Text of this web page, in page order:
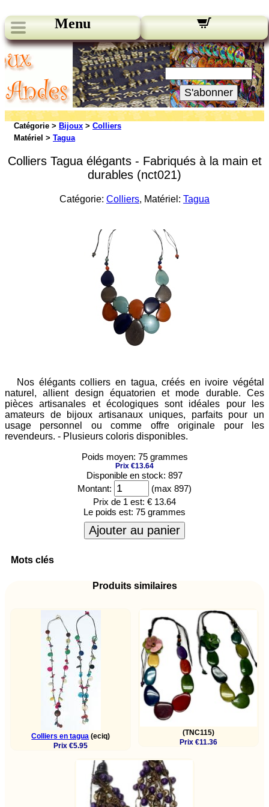
Menu
Nos bulletins:
Votre Email:
S'abonner
Catégorie > Bijoux > Colliers
Matériel > Tagua
Colliers Tagua élégants - Fabriqués à la main et
durables (nct021)
Catégorie: Colliers, Matériel: Tagua
Nos élégants colliers en tagua, créés en ivoire végétal
naturel, allient design équatorien et mode durable. Ces
pièces artisanales et écologiques sont idéales pour les
amateurs de bijoux artisanaux uniques, parfaits pour un
usage personnel ou comme offre originale pour les
revendeurs. - Plusieurs coloris disponibles.
Poids moyen: 75 grammes
Prix €13.64
Disponible en stock: 897
Montant:
(max 897)
Prix de 1 est: € 13.64
Le poids est: 75 grammes
Ajouter au panier
Mots clés
Produits similaires
Colliers en tagua (eciq)
Prix €5.95
(TNC115)
Prix €11.36